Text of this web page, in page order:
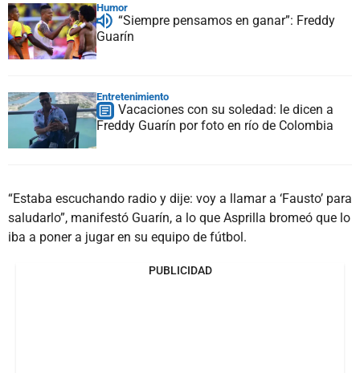
Humor
“Siempre pensamos en ganar”: Freddy
Guarín
Entretenimiento
Vacaciones con su soledad: le dicen a
Freddy Guarín por foto en río de Colombia
“Estaba escuchando radio y dije: voy a llamar a ‘Fausto’ para
saludarlo”, manifestó Guarín, a lo que Asprilla bromeó que lo
iba a poner a jugar en su equipo de fútbol.
PUBLICIDAD